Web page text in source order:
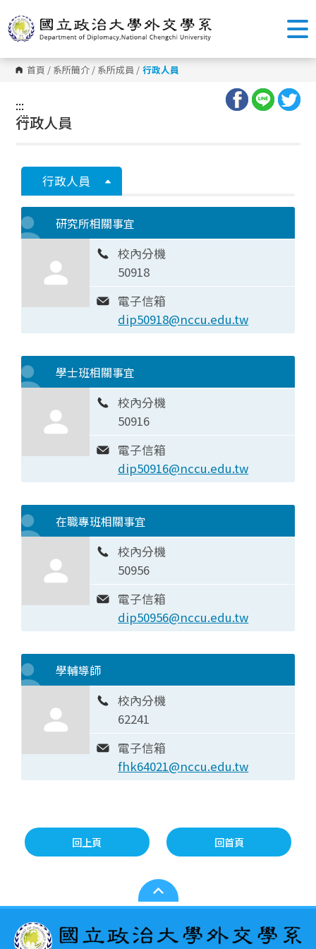
到
主
要
內
容
區 首頁 / 系所簡介 / 系所成員 / 行政人員
:::
:::
行政人員
行政人員
研究所相關事宜
校內分機
50918
電子信箱
dip50918@nccu.edu.tw
學士班相關事宜
校內分機
50916
電子信箱
dip50916@nccu.edu.tw
在職專班相關事宜
校內分機
50956
電子信箱
dip50956@nccu.edu.tw
學輔導師
校內分機
62241
電子信箱
fhk64021@nccu.edu.tw
回上頁 回首頁